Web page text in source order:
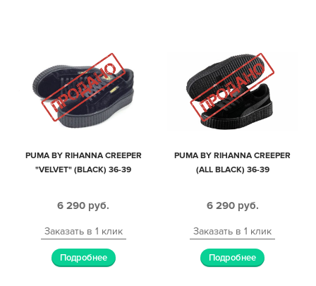
PUMA BY RIHANNA CREEPER
"VELVET" (BLACK) 36-39
6 290 руб.
Заказать в 1 клик
Подробнее
PUMA BY RIHANNA CREEPER
(ALL BLACK) 36-39
6 290 руб.
Заказать в 1 клик
Подробнее